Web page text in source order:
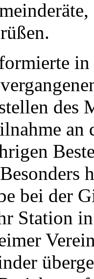
in
des
an
bei der
Station